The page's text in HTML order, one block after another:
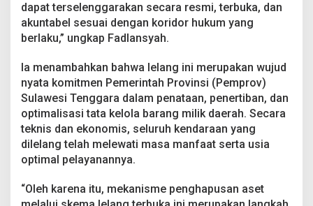
r
o
d
k
i
f
dapat terselenggarakan secara resmi, terbuka, dan
akuntabel sesuai dengan koridor hukum yang
berlaku,” ungkap Fadlansyah.
Ia menambahkan bahwa lelang ini merupakan wujud
nyata komitmen Pemerintah Provinsi (Pemprov)
Sulawesi Tenggara dalam penataan, penertiban, dan
optimalisasi tata kelola barang milik daerah. Secara
teknis dan ekonomis, seluruh kendaraan yang
dilelang telah melewati masa manfaat serta usia
optimal pelayanannya.
“Oleh karena itu, mekanisme penghapusan aset